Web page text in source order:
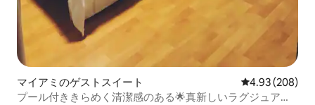
マイアミのゲストスイート レビュー208
4.93 (208)
プール付ききらめく清潔感のある🌟真新しいラグジュアリ